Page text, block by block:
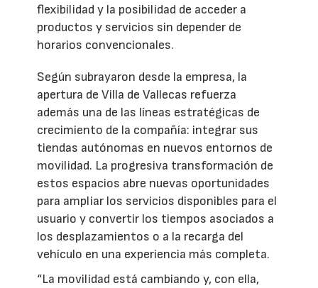
flexibilidad y la posibilidad de acceder a
productos y servicios sin depender de
horarios convencionales.
Según subrayaron desde la empresa, la
apertura de Villa de Vallecas refuerza
además una de las líneas estratégicas de
crecimiento de la compañía: integrar sus
tiendas autónomas en nuevos entornos de
movilidad. La progresiva transformación de
estos espacios abre nuevas oportunidades
para ampliar los servicios disponibles para el
usuario y convertir los tiempos asociados a
los desplazamientos o a la recarga del
vehículo en una experiencia más completa.
“La movilidad está cambiando y, con ella,